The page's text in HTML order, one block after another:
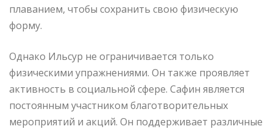
плаванием, чтобы сохранить свою физическую
форму.
Однако Ильсур не ограничивается только
физическими упражнениями. Он также проявляет
активность в социальной сфере. Сафин является
постоянным участником благотворительных
мероприятий и акций. Он поддерживает различные